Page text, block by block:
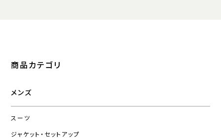
商品カテゴリ
メンズ
スーツ
ジャケット・セットアップ